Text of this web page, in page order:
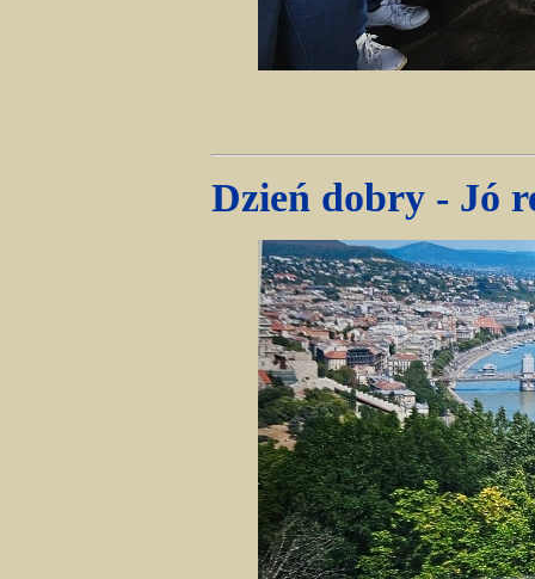
Dzień dobry - Jó